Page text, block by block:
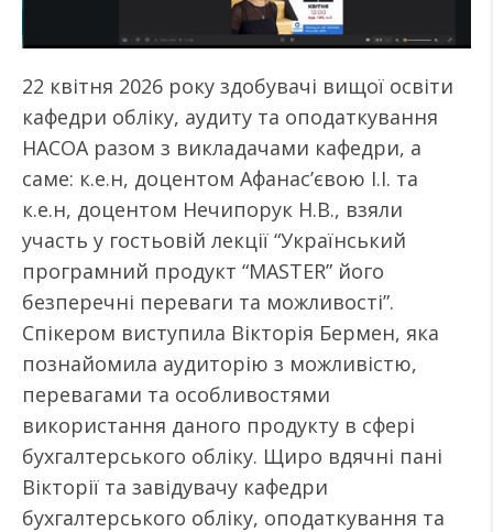
22 квітня 2026 року здобувачі вищої освіти
кафедри обліку, аудиту та оподаткування
НАСОА разом з викладачами кафедри, а
саме: к.е.н, доцентом Афанас’євою І.І. та
к.е.н, доцентом Нечипорук Н.В., взяли
участь у гостьовій лекції “Український
програмний продукт “MASTER” його
безперечні переваги та можливості”.
Спікером виступила Вікторія Бермен, яка
познайомила аудиторію з можливістю,
перевагами та особливостями
використання даного продукту в сфері
бухгалтерського обліку. Щиро вдячні пані
Вікторії та завідувачу кафедри
бухгалтерського обліку, оподаткування та